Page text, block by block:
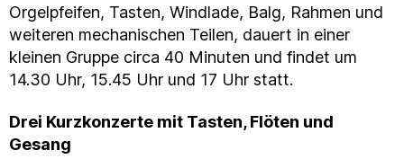
Orgelpfeifen, Tasten, Windlade, Balg, Rahmen und
weiteren mechanischen Teilen, dauert in einer
kleinen Gruppe circa 40 Minuten und findet um
14.30 Uhr, 15.45 Uhr und 17 Uhr statt.
Drei Kurzkonzerte mit Tasten, Flöten und
Gesang